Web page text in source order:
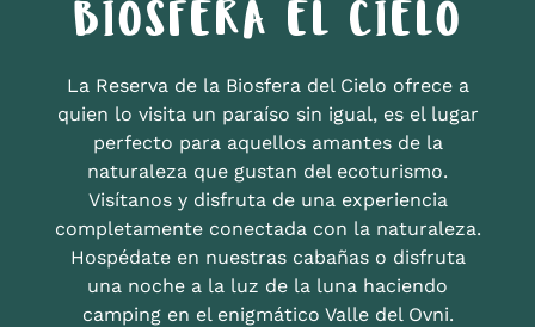
BIOSFERA EL CIELO
La Reserva de la Biosfera del Cielo ofrece a
quien lo visita un paraíso sin igual, es el lugar
perfecto para aquellos amantes de la
naturaleza que gustan del ecoturismo.
Visítanos y disfruta de una experiencia
completamente conectada con la naturaleza.
Hospédate en nuestras cabañas o disfruta
una noche a la luz de la luna haciendo
camping en el enigmático Valle del Ovni.